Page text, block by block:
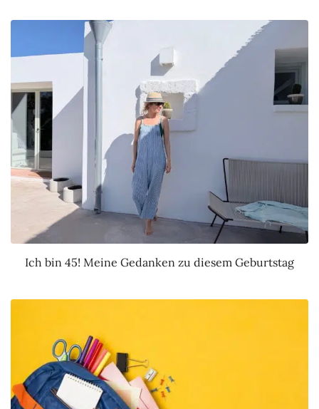
Ich bin 45! Meine Gedanken zu diesem Geburtstag